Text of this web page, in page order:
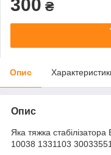
300 ₴
Опис
Опис
Яка тяжка
10038 1331103